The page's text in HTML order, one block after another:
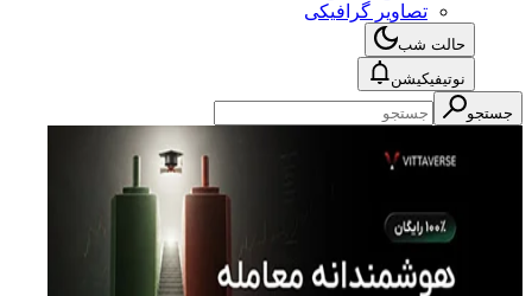
تصاویر گرافیکی
حالت شب
نوتیفیکیشن
جستجو